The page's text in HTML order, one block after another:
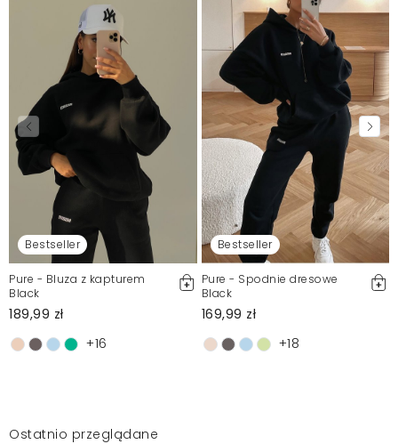
Bestseller
Pure - Bluza z kapturem
Black
189,99 zł
+16
Bestseller
Pure - Spodnie dresowe
Black
169,99 zł
+18
Ostatnio przeglądane